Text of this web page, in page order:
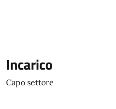
Incarico
Capo settore